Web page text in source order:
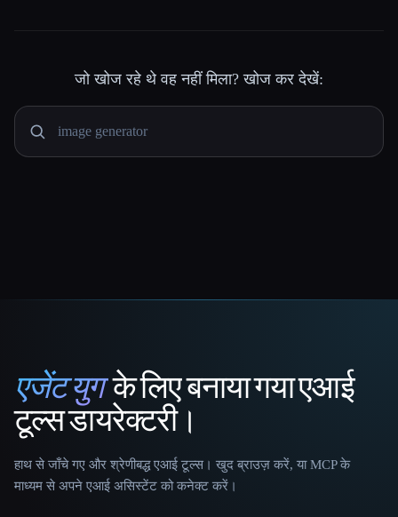
जो खोज रहे थे वह नहीं मिला? खोज कर देखें:
That AI Collection
एजेंट युगके लिए बनाया गया एआई
टूल्स डायरेक्टरी।
हाथ से जाँचे गए और श्रेणीबद्ध एआई टूल्स। खुद ब्राउज़ करें, या MCP के
माध्यम से अपने एआई असिस्टेंट को कनेक्ट करें।